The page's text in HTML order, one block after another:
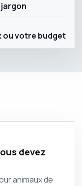
ou votre budget
devez
animaux de